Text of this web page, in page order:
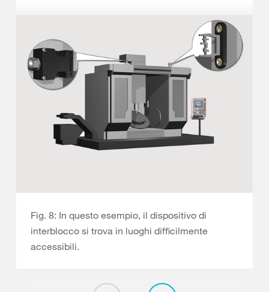
Fig. 8: In questo esempio, il dispositivo di
interblocco si trova in luoghi difficilmente
accessibili.